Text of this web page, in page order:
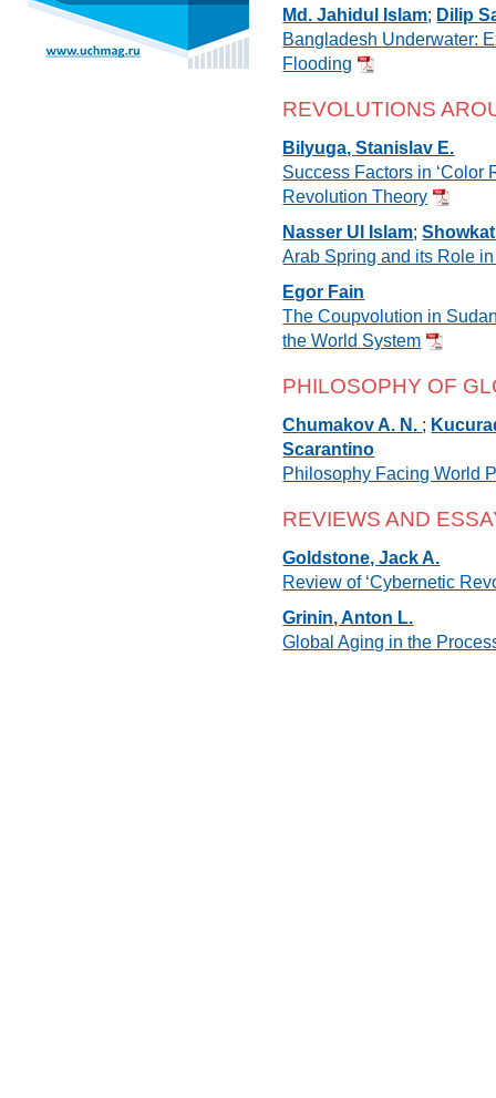
Md. Jahidul Islam; Dilip
Bangladesh Underwater:
Flooding
REVOLUTIONS
Bilyuga, Stanislav E.
Success Factors in ‘Color
Revolution Theory
Nasser Ul Islam;
Arab Spring and its Role
Egor Fain
The Coupvolution in
the World System
PHILOSOPHY OF
Chumakov A. N. ;
Scarantino
Philosophy Facing World
REVIEWS AND
Goldstone, Jack A.
Review of ‘Cybernetic
Grinin, Anton L.
Global Aging in the